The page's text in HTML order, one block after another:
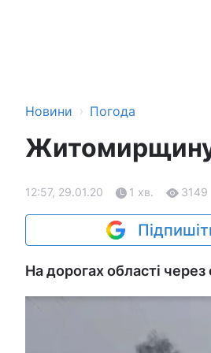
Новини › Погода
Житомирщину
12:57, 29.01.20 1 хв. 3149
На дорогах області через